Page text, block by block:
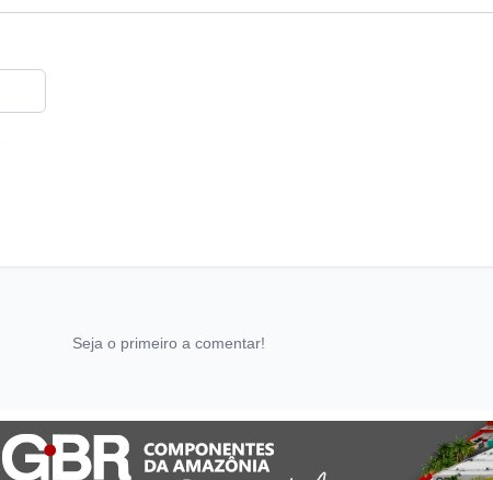
Seja o primeiro a comentar!